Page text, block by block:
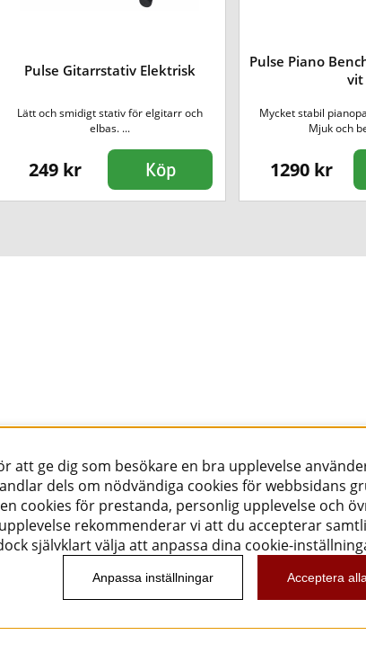
Pulse Gitarrstativ Elektrisk
Lätt och smidigt stativ för elgitarr och
elbas. ...
249 kr Köp
Pulse Piano
vit
Mycket stabil
Mjuk och
1290 kr
att ge dig som besökare en bra upplevelse
dels om nödvändiga cookies för webbsidans
cookies för prestanda, personlig upplevelse och
rekommenderar vi att du accepterar
självklart välja att anpassa dina cookie-
Anpassa inställningar Acceptera alla